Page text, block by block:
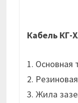
Кабель КГ-
1.
2.
3. Жила